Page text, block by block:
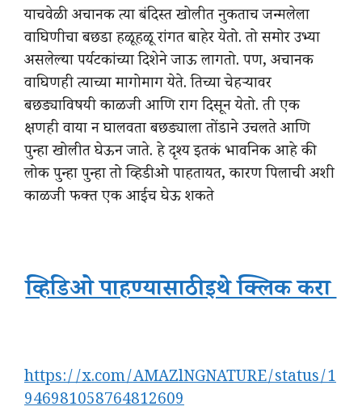
याचवेळी अचानक त्या बंदिस्त खोलीत नुकताच जन्मलेला
वाघिणीचा बछडा हळूहळू रांगत बाहेर येतो. तो समोर उभ्या
असलेल्या पर्यटकांच्या दिशेने जाऊ लागतो. पण, अचानक
वाघिणही त्याच्या मागोमाग येते. तिच्या चेहऱ्यावर
बछड्याविषयी काळजी आणि राग दिसून येतो. ती एक
क्षणही वाया न घालवता बछड्याला तोंडाने उचलते आणि
पुन्हा खोलीत घेऊन जाते. हे दृश्य इतकं भावनिक आहे की
लोक पुन्हा पुन्हा तो व्हिडीओ पाहतायत, कारण पिलाची अशी
काळजी फक्त एक आईच घेऊ शकते
व्हिडिओ पाहण्यासाठी इथे क्लिक करा
https://x.com/AMAZlNGNATURE/status/1
946981058764812609